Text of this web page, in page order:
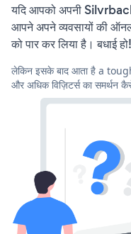
यदि आपको अपनी
आपने अपने व्यवसायों की
को पार कर लिया है। बधाई हो!
लेकिन इसके बाद आता है a
और अधिक विज़िटर्स का समर्थन